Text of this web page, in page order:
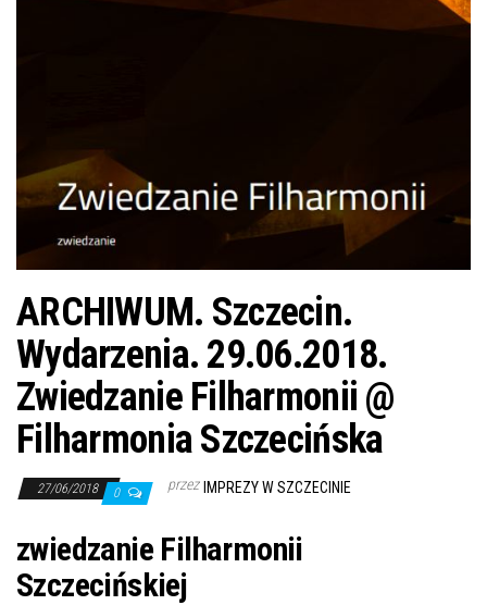
ARCHIWUM. Szczecin.
Wydarzenia. 29.06.2018.
Zwiedzanie Filharmonii @
Filharmonia Szczecińska
27/06/2018 0 przez IMPREZY W SZCZECINIE
zwiedzanie Filharmonii
Szczecińskiej